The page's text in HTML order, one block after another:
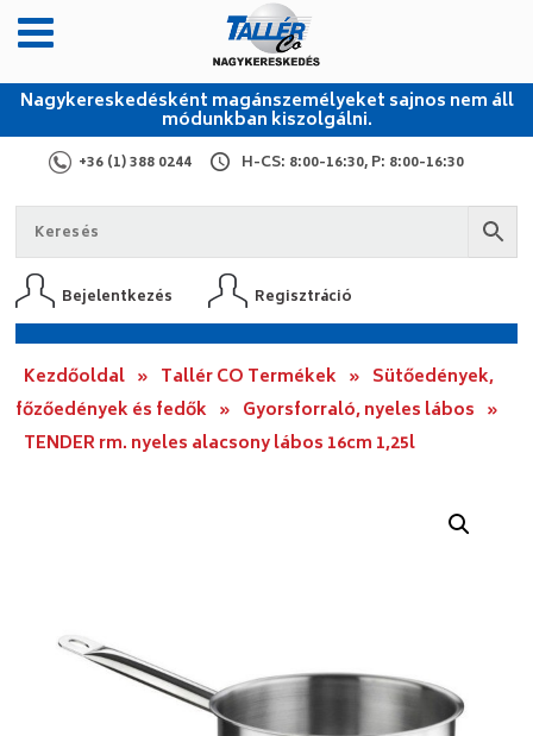
Nagykereskedésként magánszemélyeket sajnos nem áll
módunkban kiszolgálni.
+36 (1) 388 0244 H-CS: 8:00-16:30, P: 8:00-16:30
Bejelentkezés Regisztráció
Kezdőoldal » Tallér CO Termékek » Sütőedények,
főzőedények és fedők » Gyorsforraló, nyeles lábos »
TENDER rm. nyeles alacsony lábos 16cm 1,25l